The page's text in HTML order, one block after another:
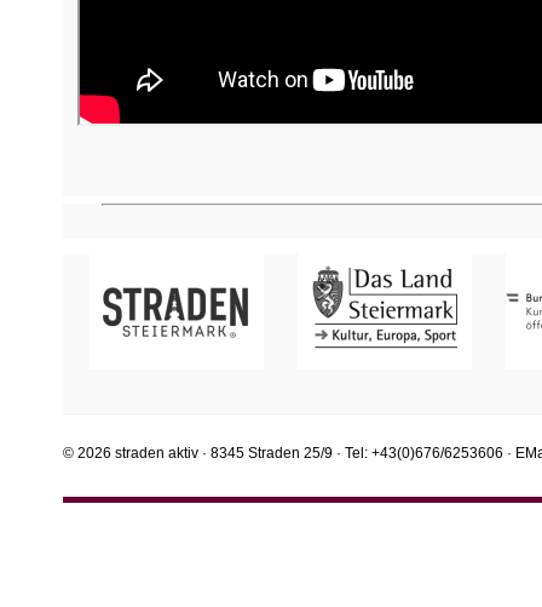
© 2026 straden aktiv · 8345 Straden 25/9 · Tel: +43(0)676/6253606 ·